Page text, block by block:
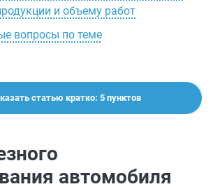
и объему работ
вопросы по теме
статью кратко: 5 пунктов
автомобиля